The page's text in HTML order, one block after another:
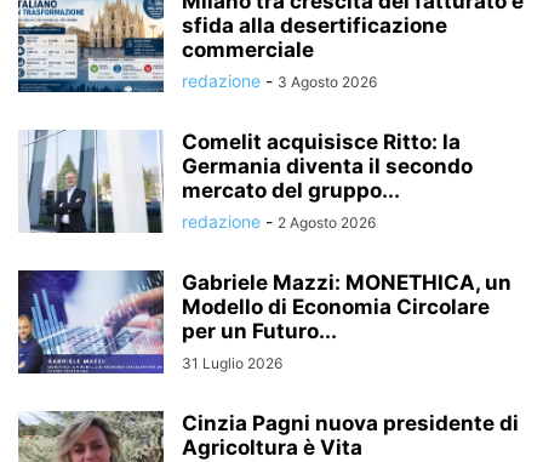
sfida alla desertificazione
commerciale
redazione - 3 Agosto 2026
Comelit acquisisce Ritto: la
Germania diventa il secondo
mercato del gruppo...
redazione - 2 Agosto 2026
Gabriele Mazzi: MONETHICA, un
Modello di Economia Circolare
per un Futuro...
31 Luglio 2026
Cinzia Pagni nuova presidente di
Agricoltura è Vita